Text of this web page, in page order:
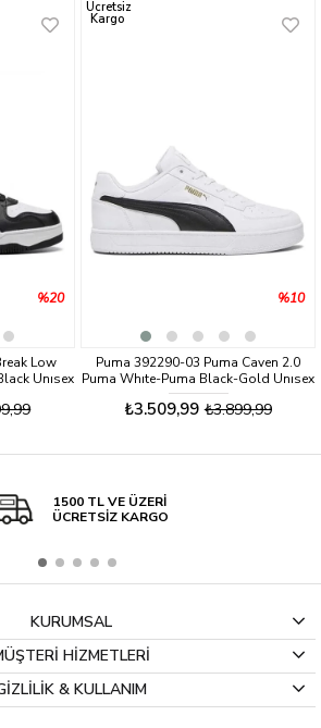
Low
Unısex
%20
Puma 392290-03 Puma Caven 2.0
Puma Whıte-Puma Black-Gold Unısex
Sneaker Ayakkabı
₺3.509,99 ₺3.899,99
%10
Ücretsiz
Kargo
1500 TL VE ÜZERİ
ÜCRETSİZ KARGO
KURUMSAL
HİZMETLERİ
& KULLANIM